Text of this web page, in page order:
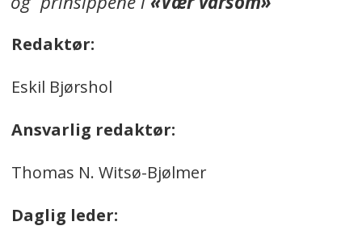
Redaktør:
Eskil Bjørshol
Ansvarlig redaktør:
Thomas N. Witsø-Bjølmer
Daglig leder: